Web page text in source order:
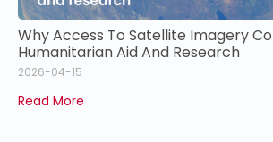
Why Access To Satellite Imagery
Humanitarian Aid And Research
2026-04-15
Read More